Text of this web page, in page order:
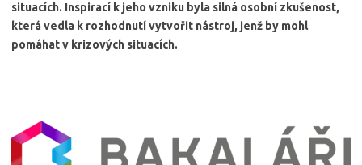
situacích. Inspirací k jeho vzniku byla silná osobní zkušenost,
která vedla k rozhodnutí vytvořit nástroj, jenž by mohl
pomáhat v krizových situacích.